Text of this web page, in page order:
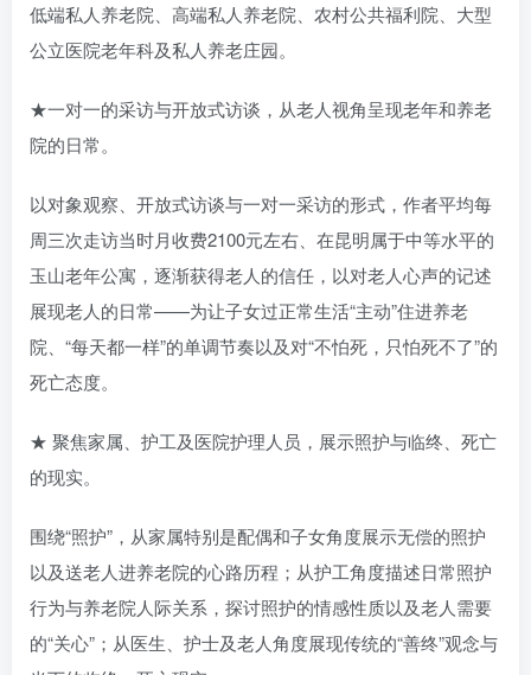
低端私人养老院、高端私人养老院、农村公共福利院、大型
公立医院老年科及私人养老庄园。
★一对一的采访与开放式访谈，从老人视角呈现老年和养老
院的日常。
以对象观察、开放式访谈与一对一采访的形式，作者平均每
周三次走访当时月收费2100元左右、在昆明属于中等水平的
玉山老年公寓，逐渐获得老人的信任，以对老人心声的记述
展现老人的日常——为让子女过正常生活“主动”住进养老
院、“每天都一样”的单调节奏以及对“不怕死，只怕死不了”的
死亡态度。
★ 聚焦家属、护工及医院护理人员，展示照护与临终、死亡
的现实。
围绕“照护”，从家属特别是配偶和子女角度展示无偿的照护
以及送老人进养老院的心路历程；从护工角度描述日常照护
行为与养老院人际关系，探讨照护的情感性质以及老人需要
的“关心”；从医生、护士及老人角度展现传统的“善终”观念与